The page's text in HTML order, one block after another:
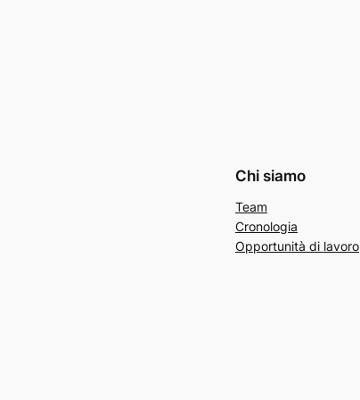
Chi siamo
Team
Cronologia
Opportunità di lavoro